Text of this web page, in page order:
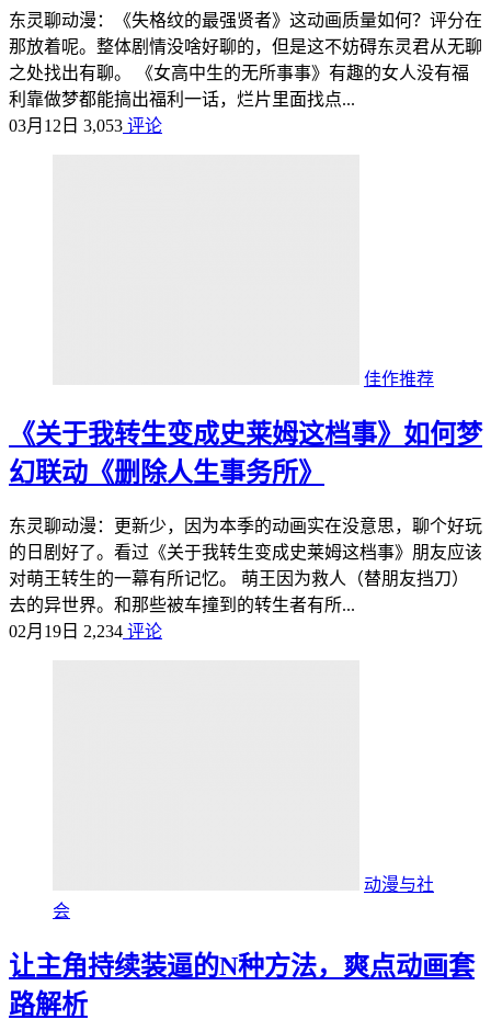
东灵聊动漫：《失格纹的最强贤者》这动画质量如何？评分在
那放着呢。整体剧情没啥好聊的，但是这不妨碍东灵君从无聊
之处找出有聊。 《女高中生的无所事事》有趣的女人没有福
利靠做梦都能搞出福利一话，烂片里面找点...
03月12日 3,053 评论
佳作推荐
《关于我转生变成史莱姆这档事》如何梦
幻联动《删除人生事务所》
东灵聊动漫：更新少，因为本季的动画实在没意思，聊个好玩
的日剧好了。看过《关于我转生变成史莱姆这档事》朋友应该
对萌王转生的一幕有所记忆。 萌王因为救人（替朋友挡刀）
去的异世界。和那些被车撞到的转生者有所...
02月19日 2,234 评论
动漫与社
会
让主角持续装逼的N种方法，爽点动画套
路解析